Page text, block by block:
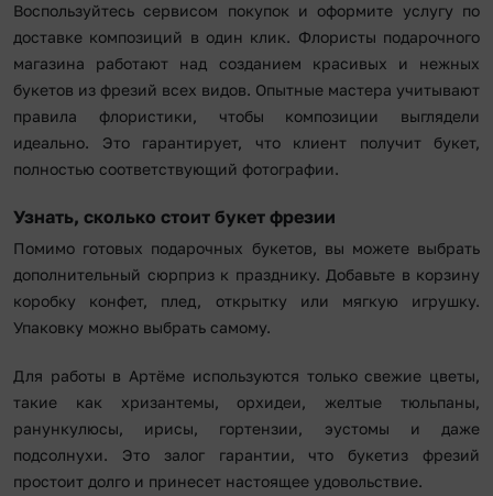
Воспользуйтесь сервисом покупок и оформите услугу по
доставке композиций в один клик. Флористы подарочного
магазина работают над созданием красивых и нежных
букетов из фрезий всех видов. Опытные мастера учитывают
правила флористики, чтобы композиции выглядели
идеально. Это гарантирует, что клиент получит букет,
полностью соответствующий фотографии.
Узнать, сколько стоит букет фрезии
Помимо готовых подарочных букетов, вы можете выбрать
дополнительный сюрприз к празднику. Добавьте в корзину
коробку конфет, плед, открытку или мягкую игрушку.
Упаковку можно выбрать самому.
Для работы в Артёме используются только свежие цветы,
такие как хризантемы, орхидеи, желтые тюльпаны,
ранункулюсы, ирисы, гортензии, эустомы и даже
подсолнухи. Это залог гарантии, что букетиз фрезий
простоит долго и принесет настоящее удовольствие.